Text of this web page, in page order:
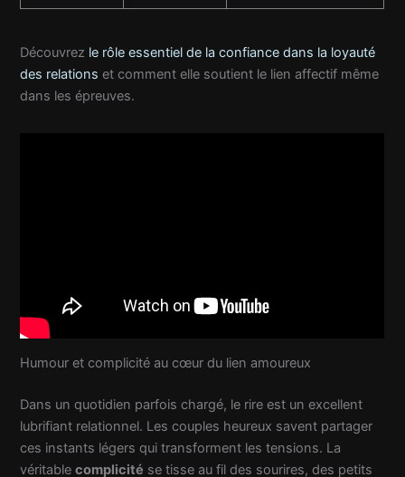
Découvrez le rôle essentiel de la confiance dans la loyauté
des relations et comment elle soutient le lien affectif même
dans les épreuves.
Humour et complicité au cœur du lien amoureux
Dans un quotidien parfois chargé, le rire est un excellent
lubrifiant relationnel. Les couples heureux savent partager
ces instants légers qui transforment les tensions. La
véritablecomplicité se tisse au fil des sourires, des petits